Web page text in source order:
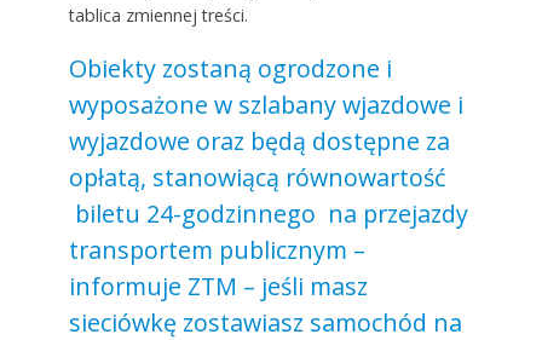
tablica zmiennej treści.
Obiekty zostaną ogrodzone i
wyposażone w szlabany wjazdowe i
wyjazdowe oraz będą dostępne za
opłatą, stanowiącą równowartość
biletu 24-godzinnego na przejazdy
transportem publicznym –
informuje ZTM – jeśli masz
sieciówkę zostawiasz samochód na